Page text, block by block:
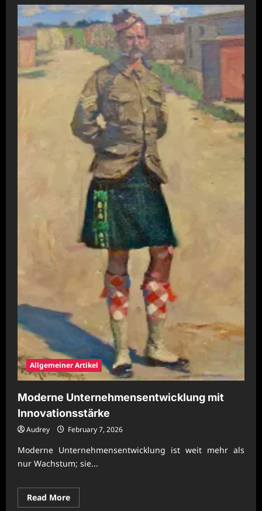
Praxisnahe
Unternehmensentwicklung
mit
nachhaltiger
Organisationskraft
Allgemeiner Artikel
Moderne Unternehmensentwicklung mit
Innovationsstärke
Audrey February 7, 2026
Moderne Unternehmensentwicklung ist weit mehr als
nur Wachstum; sie...
Read MoreRead
more